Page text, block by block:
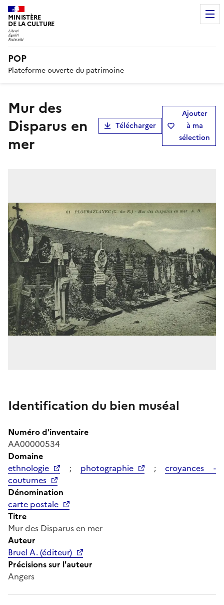
MINISTÈRE
DE LA CULTURE
POP
Plateforme ouverte du patrimoine
Mur des
Disparus en
mer
Télécharger
Ajouter
à ma
sélection
Identification du bien muséal
Numéro d'inventaire
AA00000534
Domaine
ethnologie
; photographie ;croyances -
coutumes
Dénomination
carte postale
Titre
Mur des Disparus en mer
Auteur
Bruel A. (éditeur)
Précisions sur l'auteur
Angers